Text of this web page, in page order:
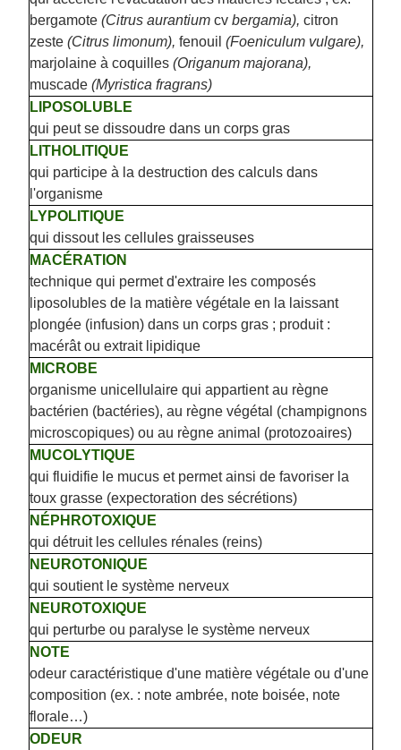
bergamote (Citrus aurantium cv bergamia), citron
zeste (Citrus limonum), fenouil (Foeniculum vulgare),
marjolaine à coquilles (Origanum majorana),
muscade (Myristica fragrans)
LIPOSOLUBLE
qui peut se dissoudre dans un corps gras
LITHOLITIQUE
qui participe à la destruction des calculs dans
l'organisme
LYPOLITIQUE
qui dissout les cellules graisseuses
MACÉRATION
technique qui permet d'extraire les composés
liposolubles de la matière végétale en la laissant
plongée (infusion) dans un corps gras ; produit :
macérât ou extrait lipidique
MICROBE
organisme unicellulaire qui appartient au règne
bactérien (bactéries), au règne végétal (champignons
microscopiques) ou au règne animal (protozoaires)
MUCOLYTIQUE
qui fluidifie le mucus et permet ainsi de favoriser la
toux grasse (expectoration des sécrétions)
NÉPHROTOXIQUE
qui détruit les cellules rénales (reins)
NEUROTONIQUE
qui soutient le système nerveux
NEUROTOXIQUE
qui perturbe ou paralyse le système nerveux
NOTE
odeur caractéristique d'une matière végétale ou d'une
composition (ex. : note ambrée, note boisée, note
florale…)
ODEUR